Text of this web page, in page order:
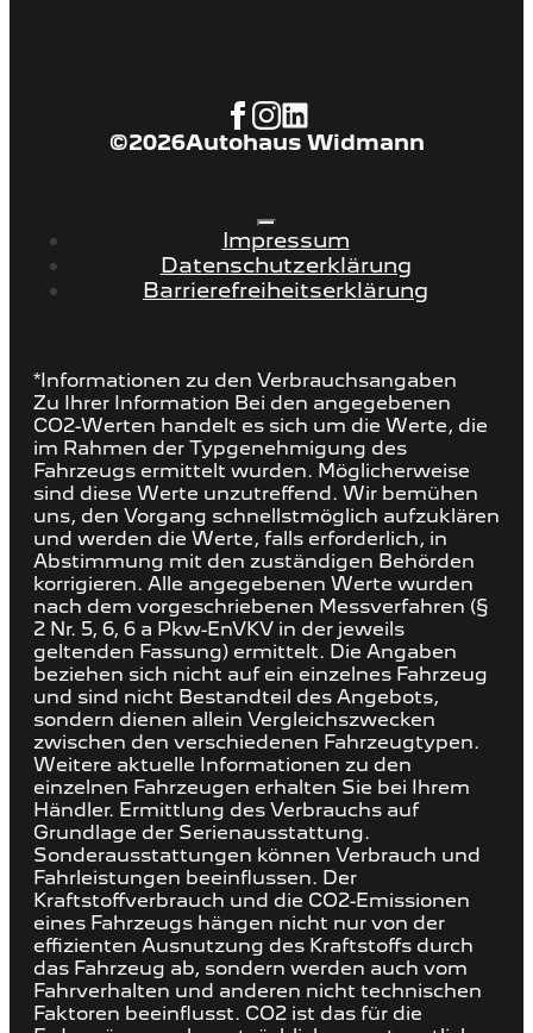
©2026Autohaus Widmann
Impressum
Datenschutzerklärung
Barrierefreiheitserklärung
*Informationen zu den Verbrauchsangaben
Zu Ihrer Information Bei den angegebenen
CO2-Werten handelt es sich um die Werte, die
im Rahmen der Typgenehmigung des
Fahrzeugs ermittelt wurden. Möglicherweise
sind diese Werte unzutreffend. Wir bemühen
uns, den Vorgang schnellstmöglich aufzuklären
und werden die Werte, falls erforderlich, in
Abstimmung mit den zuständigen Behörden
korrigieren. Alle angegebenen Werte wurden
nach dem vorgeschriebenen Messverfahren (§
2 Nr. 5, 6, 6 a Pkw-EnVKV in der jeweils
geltenden Fassung) ermittelt. Die Angaben
beziehen sich nicht auf ein einzelnes Fahrzeug
und sind nicht Bestandteil des Angebots,
sondern dienen allein Vergleichszwecken
zwischen den verschiedenen Fahrzeugtypen.
Weitere aktuelle Informationen zu den
einzelnen Fahrzeugen erhalten Sie bei Ihrem
Händler. Ermittlung des Verbrauchs auf
Grundlage der Serienausstattung.
Sonderausstattungen können Verbrauch und
Fahrleistungen beeinflussen. Der
Kraftstoffverbrauch und die CO2-Emissionen
eines Fahrzeugs hängen nicht nur von der
effizienten Ausnutzung des Kraftstoffs durch
das Fahrzeug ab, sondern werden auch vom
Fahrverhalten und anderen nicht technischen
Faktoren beeinflusst. CO2 ist das für die